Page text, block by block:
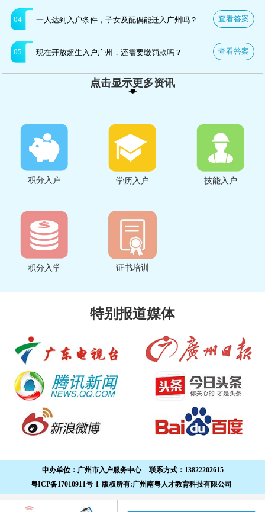
查看答案
04 一人达到入户条件，子女及配偶能迁入广州吗？
查看答案
05 现在开放超生入户广州，还需要缴罚款吗？
点击显示更多资讯
积分入户 学历入户 技能入户
积分入学 证书培训
特别报道媒体
申办单位： 广州市入户服务中心 联系方式： 13822202615
粤ICP备17010911号-1 版权所有:广州南粤人才教育科技有限公司